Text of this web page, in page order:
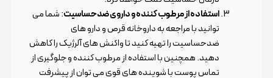
استفاده از مرطوب کننده و داروی ضدحساسیت: شما می
توانید با مراجعه به داروخانه قرص و دارو های
ضدحساسیت را تهیه کنید تا واکنش های آلرژیک را کاهش
دهید. همچنین با استفاده از مرطوب کننده و جلوگیری از
تماس پوست با شوینده های قوی می توان از پیشرفت